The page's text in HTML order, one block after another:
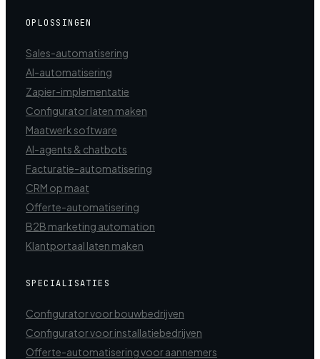
OPLOSSINGEN
Sales-automatisering
AI-automatisering
Zapier-implementatie
Configurator laten maken
Maatwerk software
AI-agents & chatbots
Facturatie-automatisering
CRM op maat
Offerte-automatisering
B2B marketing automation
Klantportaal laten maken
SPECIALISATIES
Configurator voor bouwbedrijven
Configurator voor installatiebedrijven
Offerte-automatisering voor aannemers